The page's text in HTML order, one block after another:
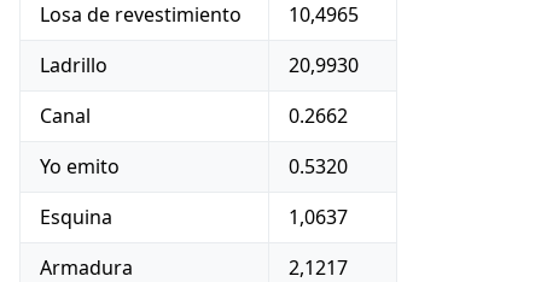
Losa de revestimiento
10,4965
Ladrillo
20,9930
Canal
0.2662
Yo emito
0.5320
Esquina
1,0637
Armadura
2,1217